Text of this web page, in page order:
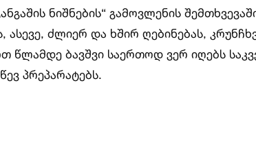
ნიშნების“ გამოვლენის
ძლიერ და ხშირ ღებინებას,
წლამდე ბავშვი საერთოდ ვერ იღებს
პრეპარატებს.